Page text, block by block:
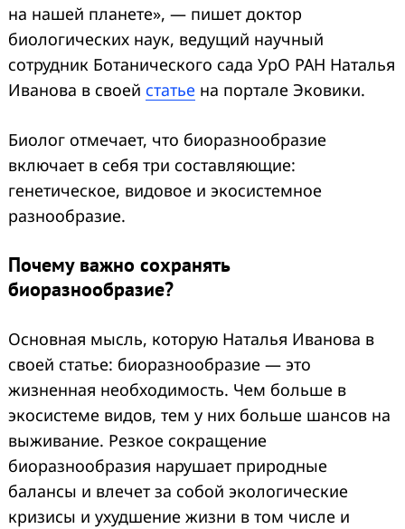
на нашей планете», — пишет доктор
биологических наук, ведущий научный
сотрудник Ботанического сада УрО РАН Наталья
Иванова в своей статье на портале Эковики.
Биолог отмечает, что биоразнообразие
включает в себя три составляющие:
генетическое, видовое и экосистемное
разнообразие.
Почему важно сохранять
биоразнообразие?
Основная мысль, которую Наталья Иванова в
своей статье: биоразнообразие — это
жизненная необходимость. Чем больше в
экосистеме видов, тем у них больше шансов на
выживание. Резкое сокращение
биоразнообразия нарушает природные
балансы и влечет за собой экологические
кризисы и ухудшение жизни в том числе и